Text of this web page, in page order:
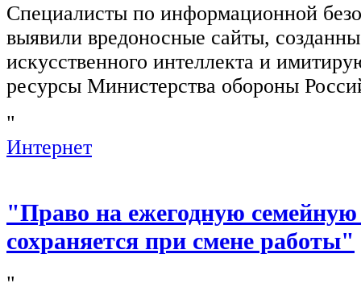
Специалисты по информационной
выявили вредоносные сайты,
искусственного интеллекта и
ресурсы Министерства обороны
"
Интернет
"Право на ежегодную
сохраняется при смене работы"
"